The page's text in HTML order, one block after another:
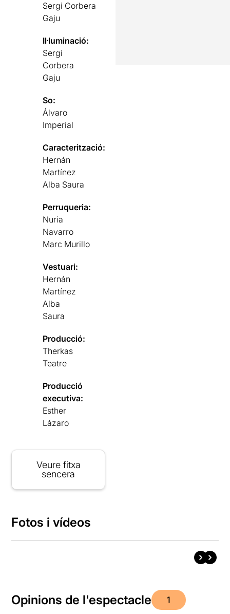
Sergi Corbera
Gaju
Il·luminació:
Sergi
Corbera
Gaju
So:
Álvaro
Imperial
Caracterització:
Hernán
Martínez
Alba Saura
Perruqueria:
Nuria
Navarro
Marc Murillo
Vestuari:
Hernán
Martínez
Alba
Saura
Producció:
Therkas
Teatre
Producció
executiva:
Esther
Lázaro
Veure fitxa
sencera
Fotos i vídeos
Opinions de l'espectacle 1